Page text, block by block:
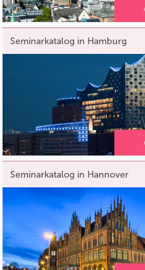
Seminarkatalog in Hamburg
Seminarkatalog in Hannover